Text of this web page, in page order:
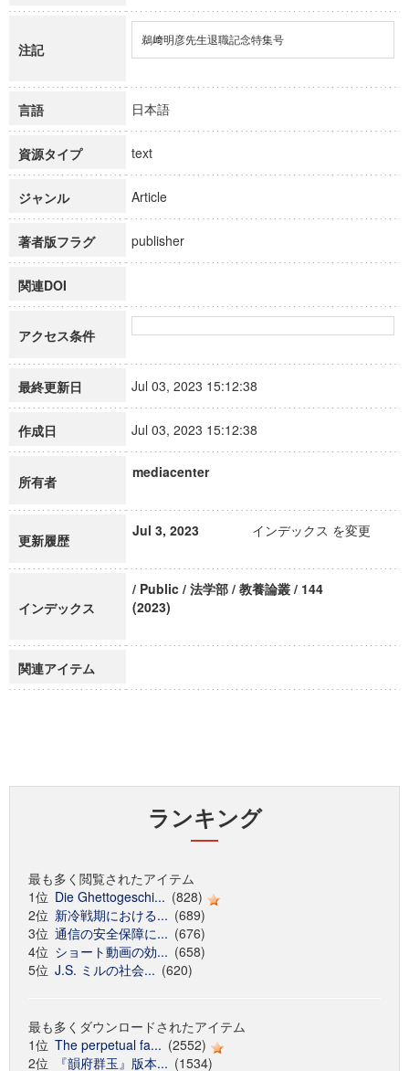
注記
鵜﨑明彦先生退職記念特集号
言語 日本語
資源タイプ text
ジャンル Article
著者版フラグ publisher
関連DOI
アクセス条件
最終更新日 Jul 03, 2023 15:12:38
作成日 Jul 03, 2023 15:12:38
所有者
mediacenter
更新履歴
Jul 3, 2023 インデックス を変更
インデックス
/ Public / 法学部 / 教養論叢 / 144
(2023)
関連アイテム
ランキング
最も多く閲覧されたアイテム
1位 Die Ghettogeschi... (828)
2位 新冷戦期における... (689)
3位 通信の安全保障に... (676)
4位 ショート動画の効... (658)
5位 J.S. ミルの社会... (620)
最も多くダウンロードされたアイテム
1位 The perpetual fa... (2552)
2位
『韻府群玉』版本... (1534)